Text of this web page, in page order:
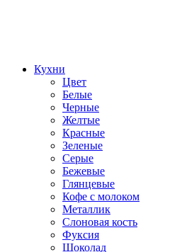
Кухни
Цвет
Белые
Черные
Желтые
Красные
Зеленые
Серые
Бежевые
Глянцевые
Кофе с молоком
Металлик
Слоновая кость
Фуксия
Шоколад